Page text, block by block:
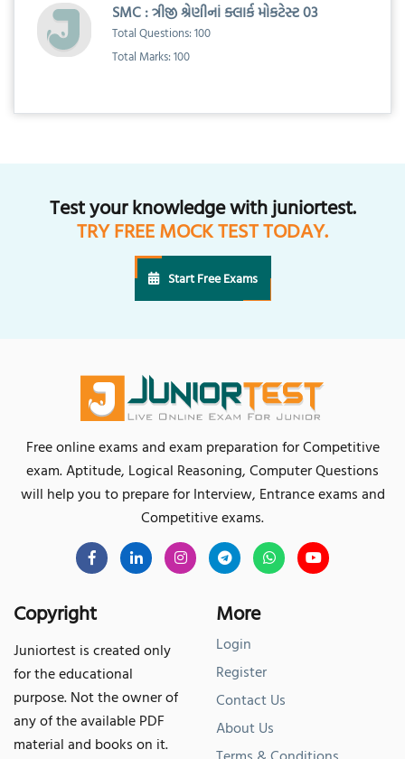
SMC : ત્રીજી શ્રેણીનાં ક્લાર્ક મોકટેસ્ટ 03
Total Questions: 100
Total Marks: 100
Test your knowledge with juniortest.
TRY FREE MOCK TEST TODAY.
Start Free Exams
Free online exams and exam preparation for Competitive
exam. Aptitude, Logical Reasoning, Computer Questions
will help you to prepare for Interview, Entrance exams and
Competitive exams.
Copyright
Juniortest is created only
for the educational
purpose. Not the owner of
any of the available PDF
material and books on it.
More
Login
Register
Contact Us
About Us